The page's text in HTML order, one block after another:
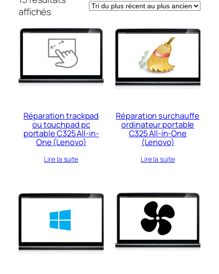
affichés
plus
récent
au
plus
ancien
Réparation trackpad
ou touchpad pc
portable C325 All-in-
One (Lenovo)
Lire la suite
Réparation surchauffe
ordinateur portable
C325 All-in-One
(Lenovo)
Lire la suite